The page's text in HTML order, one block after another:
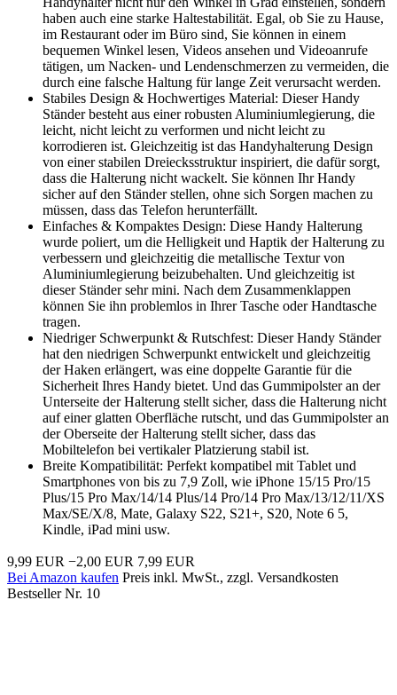
haben auch eine starke Haltestabilität. Egal, ob Sie zu Hause,
im Restaurant oder im Büro sind, Sie können in einem
bequemen Winkel lesen, Videos ansehen und Videoanrufe
tätigen, um Nacken- und Lendenschmerzen zu vermeiden, die
durch eine falsche Haltung für lange Zeit verursacht werden.
Stabiles Design & Hochwertiges Material: Dieser Handy
Ständer besteht aus einer robusten Aluminiumlegierung, die
leicht, nicht leicht zu verformen und nicht leicht zu
korrodieren ist. Gleichzeitig ist das Handyhalterung Design
von einer stabilen Dreiecksstruktur inspiriert, die dafür sorgt,
dass die Halterung nicht wackelt. Sie können Ihr Handy
sicher auf den Ständer stellen, ohne sich Sorgen machen zu
müssen, dass das Telefon herunterfällt.
Einfaches & Kompaktes Design: Diese Handy Halterung
wurde poliert, um die Helligkeit und Haptik der Halterung zu
verbessern und gleichzeitig die metallische Textur von
Aluminiumlegierung beizubehalten. Und gleichzeitig ist
dieser Ständer sehr mini. Nach dem Zusammenklappen
können Sie ihn problemlos in Ihrer Tasche oder Handtasche
tragen.
Niedriger Schwerpunkt & Rutschfest: Dieser Handy Ständer
hat den niedrigen Schwerpunkt entwickelt und gleichzeitig
der Haken erlängert, was eine doppelte Garantie für die
Sicherheit Ihres Handy bietet. Und das Gummipolster an der
Unterseite der Halterung stellt sicher, dass die Halterung nicht
auf einer glatten Oberfläche rutscht, und das Gummipolster an
der Oberseite der Halterung stellt sicher, dass das
Mobiltelefon bei vertikaler Platzierung stabil ist.
Breite Kompatibilität: Perfekt kompatibel mit Tablet und
Smartphones von bis zu 7,9 Zoll, wie iPhone 15/15 Pro/15
Plus/15 Pro Max/14/14 Plus/14 Pro/14 Pro Max/13/12/11/XS
Max/SE/X/8, Mate, Galaxy S22, S21+, S20, Note 6 5,
Kindle, iPad mini usw.
9,99 EUR −2,00 EUR 7,99 EUR
Bei Amazon kaufen Preis inkl. MwSt., zzgl. Versandkosten
Bestseller Nr. 10